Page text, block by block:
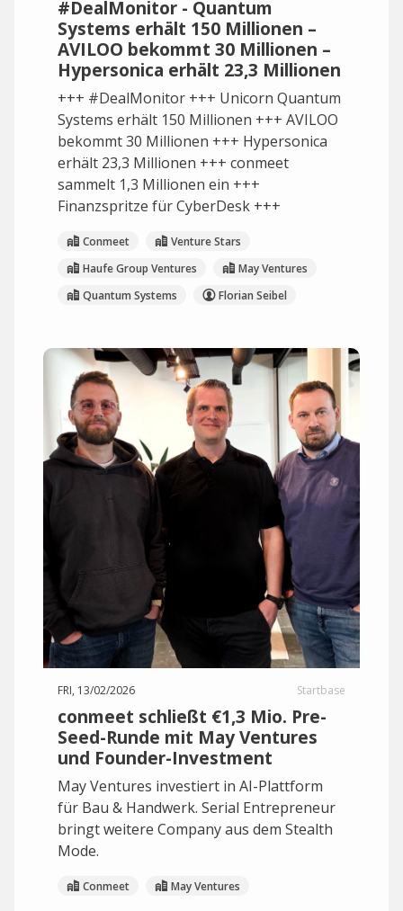
#DealMonitor - Quantum
Systems erhält 150 Millionen –
AVILOO bekommt 30 Millionen –
Hypersonica erhält 23,3 Millionen
+++ #DealMonitor +++ Unicorn Quantum
Systems erhält 150 Millionen +++ AVILOO
bekommt 30 Millionen +++ Hypersonica
erhält 23,3 Millionen +++ conmeet
sammelt 1,3 Millionen ein +++
Finanzspritze für CyberDesk +++
Conmeet
Venture Stars
Haufe Group Ventures
May Ventures
Quantum Systems
Florian Seibel
FRI, 13/02/2026 Startbase
conmeet schließt €1,3 Mio. Pre-
Seed-Runde mit May Ventures
und Founder-Investment
May Ventures investiert in AI-Plattform
für Bau & Handwerk. Serial Entrepreneur
bringt weitere Company aus dem Stealth
Mode.
Conmeet May Ventures